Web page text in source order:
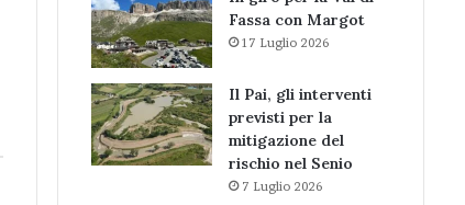
Fassa con Margot
17 Luglio 2026
Il Pai, gli interventi
previsti per la
mitigazione del
rischio nel Senio
7 Luglio 2026